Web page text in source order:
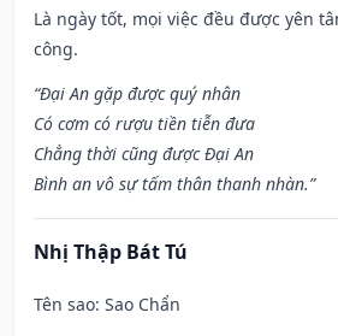
Là ngày tốt, mọi việc đều được yên
công.
“Đại An gặp được quý nhân
Có cơm có rượu tiền tiễn đưa
Chẳng thời cũng được Đại An
Bình an vô sự tấm thân thanh nhàn.”
Nhị Thập Bát Tú
Tên sao: Sao Chẩn